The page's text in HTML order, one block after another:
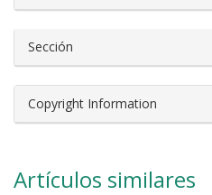
Sección
Copyright Information
Artículos similares